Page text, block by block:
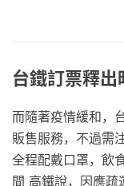
台鐵訂票釋出
而隨著疫情緩和，
販售服務，不過需
全程配戴口罩，飲
間 高鐵說，因應疏